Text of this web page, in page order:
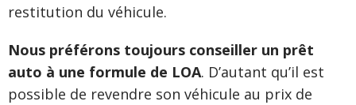
restitution du véhicule.
Nous préférons toujours conseiller un prêt
auto à une formule de LOA. D’autant qu’il est
possible de revendre son véhicule au prix de